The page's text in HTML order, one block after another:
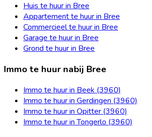
Huis te huur in Bree
Appartement te huur in Bree
Commercieel te huur in Bree
Garage te huur in Bree
Grond te huur in Bree
Immo te huur nabij Bree
Immo te huur in Beek (3960)
Immo te huur in Gerdingen (3960)
Immo te huur in Opitter (3960)
Immo te huur in Tongerlo (3960)